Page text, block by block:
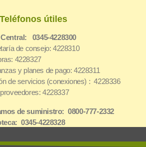
Teléfonos útiles
0345-4228300
de consejo: 4228310
4228327
y planes de pago: 4228311
de servicios (conexiones) : 4228336
4228337
de suministro: 0800-777-2332
0345-4228328